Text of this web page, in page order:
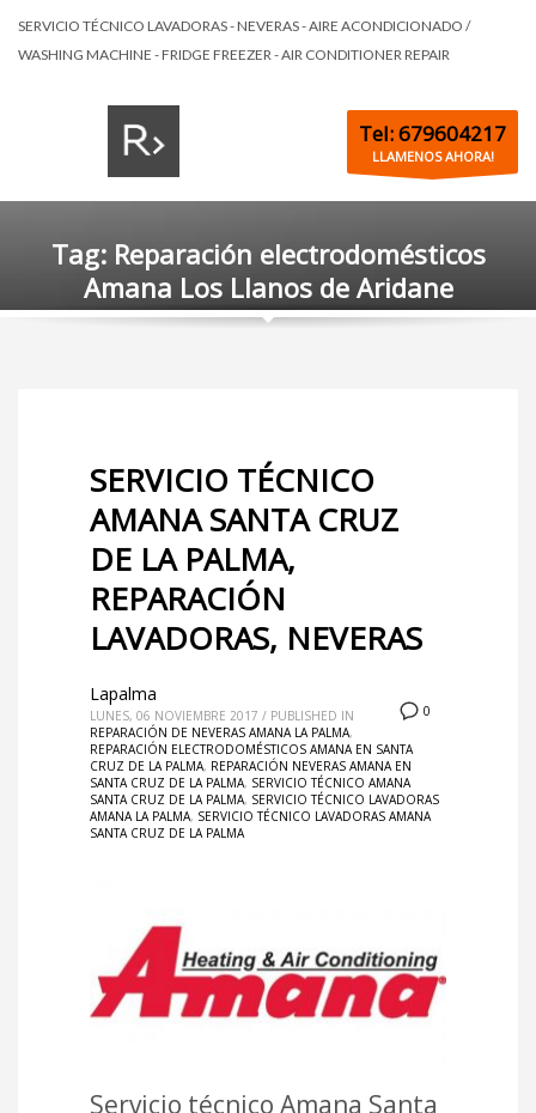
SERVICIO TÉCNICO LAVADORAS - NEVERAS - AIRE ACONDICIONADO /
WASHING MACHINE - FRIDGE FREEZER - AIR CONDITIONER REPAIR
Tel: 679604217
LLAMENOS AHORA!
Tag: Reparación electrodomésticos
Amana Los Llanos de Aridane
SERVICIO TÉCNICO
AMANA SANTA CRUZ
DE LA PALMA,
REPARACIÓN
LAVADORAS, NEVERAS
0
Lapalma
LUNES, 06 NOVIEMBRE 2017 / PUBLISHED IN
REPARACIÓN DE NEVERAS AMANA LA PALMA,
REPARACIÓN ELECTRODOMÉSTICOS AMANA EN SANTA
CRUZ DE LA PALMA, REPARACIÓN NEVERAS AMANA EN
SANTA CRUZ DE LA PALMA, SERVICIO TÉCNICO AMANA
SANTA CRUZ DE LA PALMA, SERVICIO TÉCNICO LAVADORAS
AMANA LA PALMA, SERVICIO TÉCNICO LAVADORAS AMANA
SANTA CRUZ DE LA PALMA
Servicio técnico Amana Santa